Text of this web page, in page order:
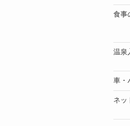
食事
温泉
車・
ネッ